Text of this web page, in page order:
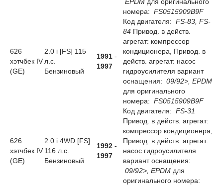
номера: FS0515909B9F
626
хэтчбек IV
(GE)
2.0 i [FS] 115
л.с.
Бензиновый
1991 -
1997
Код двигателя: FS-83, FS-
84 Привод. в действ.
агрегат: компрессор
кондиционера, Привод. в
действ. агрегат: насос
гидроусилителя вариант
оснащения: 09/92>, EPDM
для оригинального
номера: FS0515909B9F
626
хэтчбек IV
(GE)
2.0 i 4WD [FS]
116 л.с.
Бензиновый
1992 -
1997
Код двигателя: FS-31
Привод. в действ. агрегат:
компрессор кондиционера,
Привод. в действ. агрегат:
насос гидроусилителя
вариант оснащения:
09/92>, EPDM для
оригинального номера: